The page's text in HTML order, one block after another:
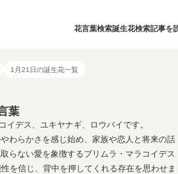
花言葉検索誕生花検索記事を
1月21日の誕生花一覧
葉
デス、ユキヤナギ、ロウバイです。
わらかさを感じ始め、家族や恋人と将来の話
らない愛を象徴するプリムラ・マラコイデス
を信じ、背中を押してくれる存在を思わせま